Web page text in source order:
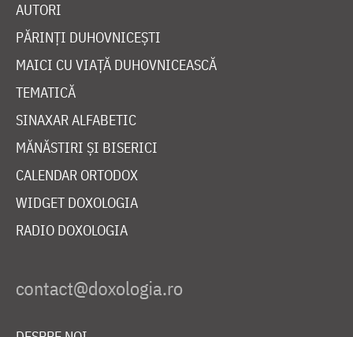
AUTORI
PĂRINȚI DUHOVNICEȘTI
MAICI CU VIAȚĂ DUHOVNICEASCĂ
TEMATICĂ
SINAXAR ALFABETIC
MĂNĂSTIRI ȘI BISERICI
CALENDAR ORTODOX
WIDGET DOXOLOGIA
RADIO DOXOLOGIA